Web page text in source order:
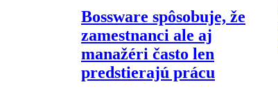
Bossware spôsobuje, že
zamestnanci ale aj
manažéri často len
predstierajú prácu